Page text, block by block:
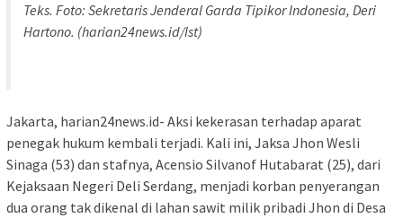
Teks. Foto: Sekretaris Jenderal Garda Tipikor Indonesia, Deri
Hartono. (harian24news.id/Ist)
Jakarta, harian24news.id- Aksi kekerasan terhadap aparat
penegak hukum kembali terjadi. Kali ini, Jaksa Jhon Wesli
Sinaga (53) dan stafnya, Acensio Silvanof Hutabarat (25), dari
Kejaksaan Negeri Deli Serdang, menjadi korban penyerangan
dua orang tak dikenal di lahan sawit milik pribadi Jhon di Desa